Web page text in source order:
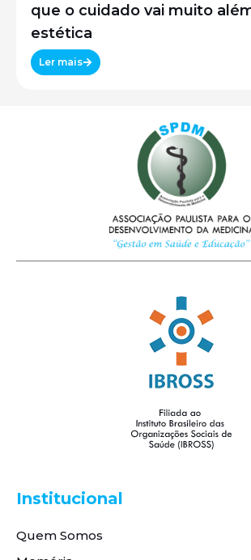
que o cuidado vai muito
estética
Ler mais
Institucional
Quem Somos